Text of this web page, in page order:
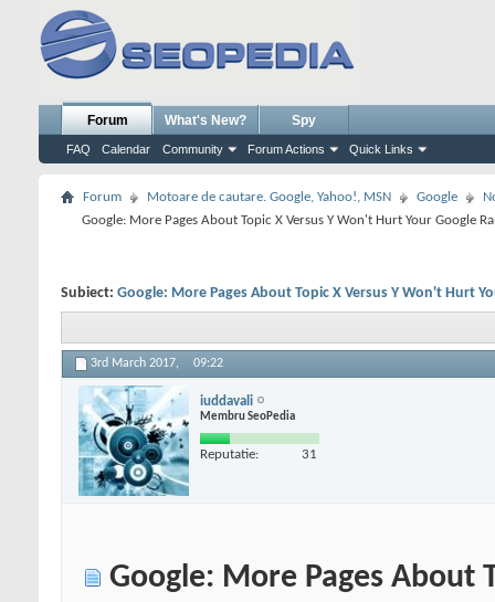
Forum
FAQ Calendar Community Forum Actions Quick Links
What's New? Spy
Forum Motoare de cautare. Google, Yahoo!, MSN Google
Google: More Pages About Topic X Versus Y Won't Hurt Your Google
Subiect: Google: More Pages About Topic X Versus Y Won't Hurt
3rd March 2017, 09:22
iuddavali
Membru SeoPedia
Reputatie: 31
Google: More Pages About